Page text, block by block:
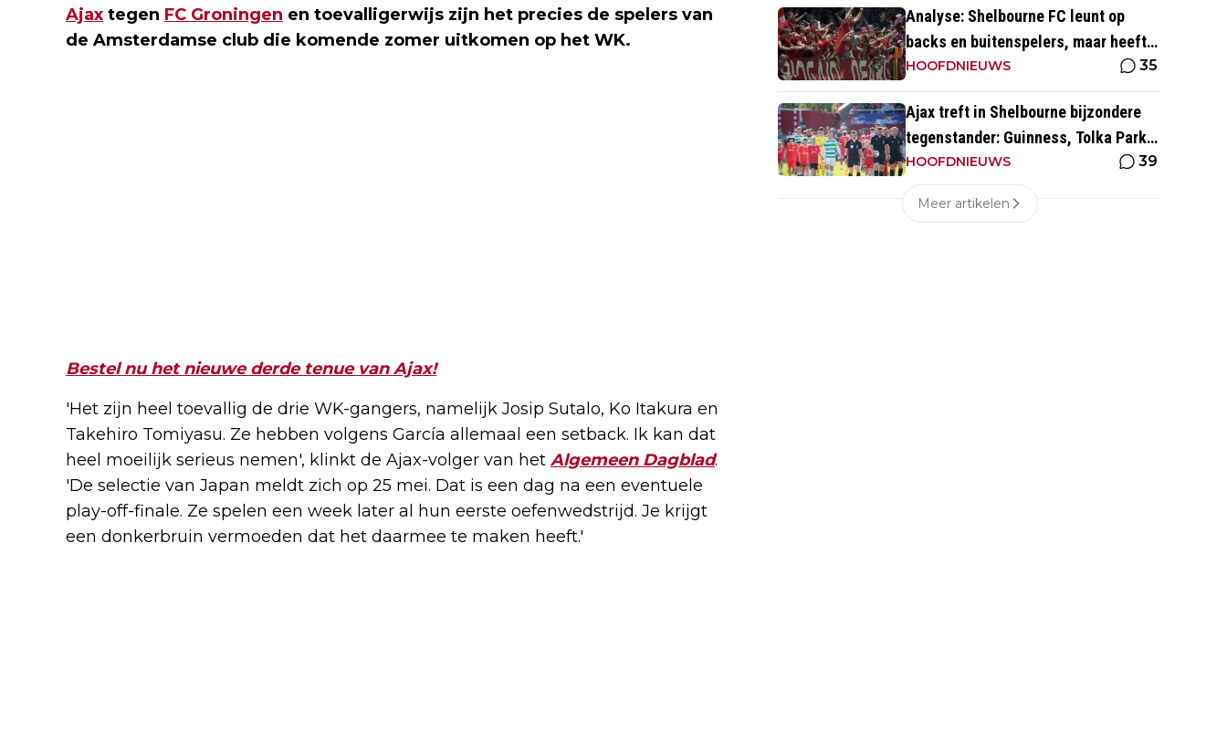
Ajax tegen FC Groningen en toevalligerwijs zijn het precies de spelers van
de Amsterdamse club die komende zomer uitkomen op het WK.
Bestel nu het nieuwe derde tenue van Ajax!
'Het zijn heel toevallig de drie WK-gangers, namelijk Josip Sutalo, Ko Itakura en
Takehiro Tomiyasu. Ze hebben volgens García allemaal een setback. Ik kan dat
heel moeilijk serieus nemen', klinkt de Ajax-volger van het Algemeen Dagblad.
'De selectie van Japan meldt zich op 25 mei. Dat is een dag na een eventuele
play-off-finale. Ze spelen een week later al hun eerste oefenwedstrijd. Je krijgt
een donkerbruin vermoeden dat het daarmee te maken heeft.'
Analyse: Shelbourne FC leunt op
backs en buitenspelers, maar heeft
restverdediging totaal niet op orde
HOOFDNIEUWS 35
Ajax treft in Shelbourne bijzondere
tegenstander: Guinness, Tolka Park
en bijzonder lage marktwaarde
HOOFDNIEUWS 39
Meer artikelen